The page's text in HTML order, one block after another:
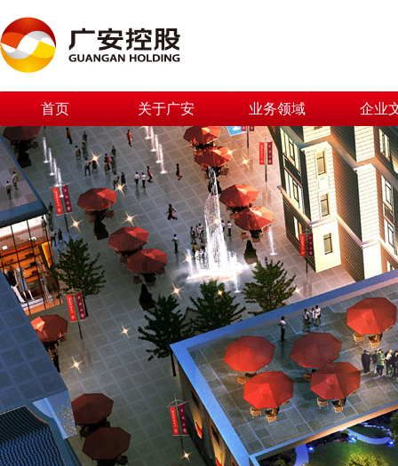
首页 关于广安 业务领域 企业